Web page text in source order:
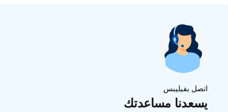
اتصل بفيليبس
يسعدنا مساعدتك